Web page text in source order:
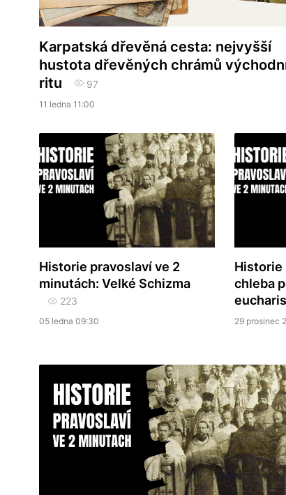
Karpatská dřevěná cesta: nejvyšší
hustota dřevěných chrámů
ritu
97
11 ledna 11:00
Historie pravoslaví ve 2
minutách: Velké Schizma
223
05 ledna 09:30
Historie
chleba
29 prosinec